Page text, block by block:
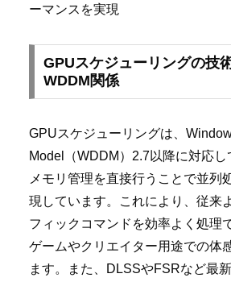
ーマンスを実現
GPUスケジューリングの技
WDDM関係
GPUスケジューリングは、
Model（WDDM）2.7以降に対応
メモリ管理を直接行うことで並列
現しています。これにより、従来
フィックコマンドを効率よく処理
ゲームやクリエイター用途での体
ます。また、DLSSやFSRなど最